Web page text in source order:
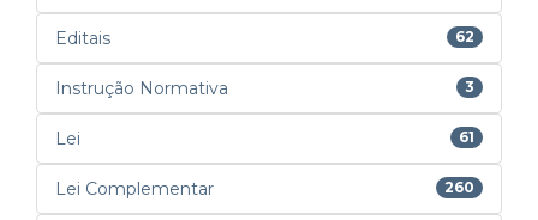
Editais 62
Instrução Normativa 3
Lei 61
Lei Complementar 260